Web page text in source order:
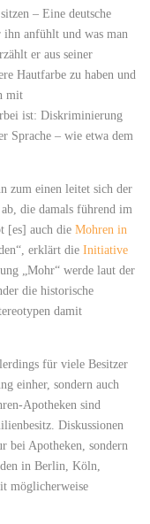
– Eine deutsche
ihn anfühlt und was man
er aus seiner
Hautfarbe zu haben und
mit
ist: Diskriminierung
Sprache – wie etwa dem
zum einen leitet sich der
die damals führend im
[es] auch die Mohren in
erklärt die Initiative
„Mohr“ werde laut der
die historische
damit
für viele Besitzer
einher, sondern auch
Apotheken sind
Diskussionen
bei Apotheken, sondern
in Berlin, Köln,
möglicherweise